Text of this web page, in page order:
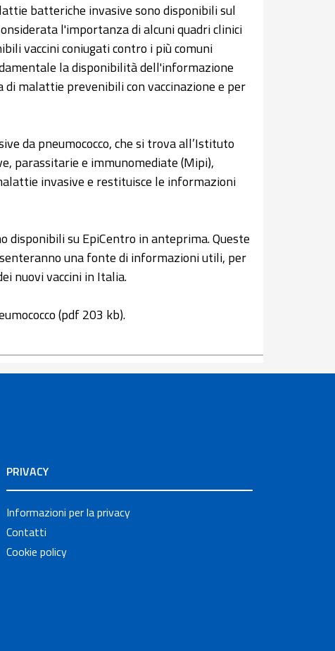
batteriche invasive sono disponibili sul
l'importanza di alcuni quadri clinici
vaccini coniugati contro i più comuni
la disponibilità dell'informazione
malattie prevenibili con vaccinazione e per
da pneumococco, che si trova all’Istituto
parassitarie e immunomediate (Mipi),
invasive e restituisce le informazioni
disponibili su EpiCentro in anteprima. Queste
una fonte di informazioni utili, per
nuovi vaccini in Italia.
(pdf 203 kb).
PRIVACY
Informazioni per la privacy
Contatti
Cookie policy